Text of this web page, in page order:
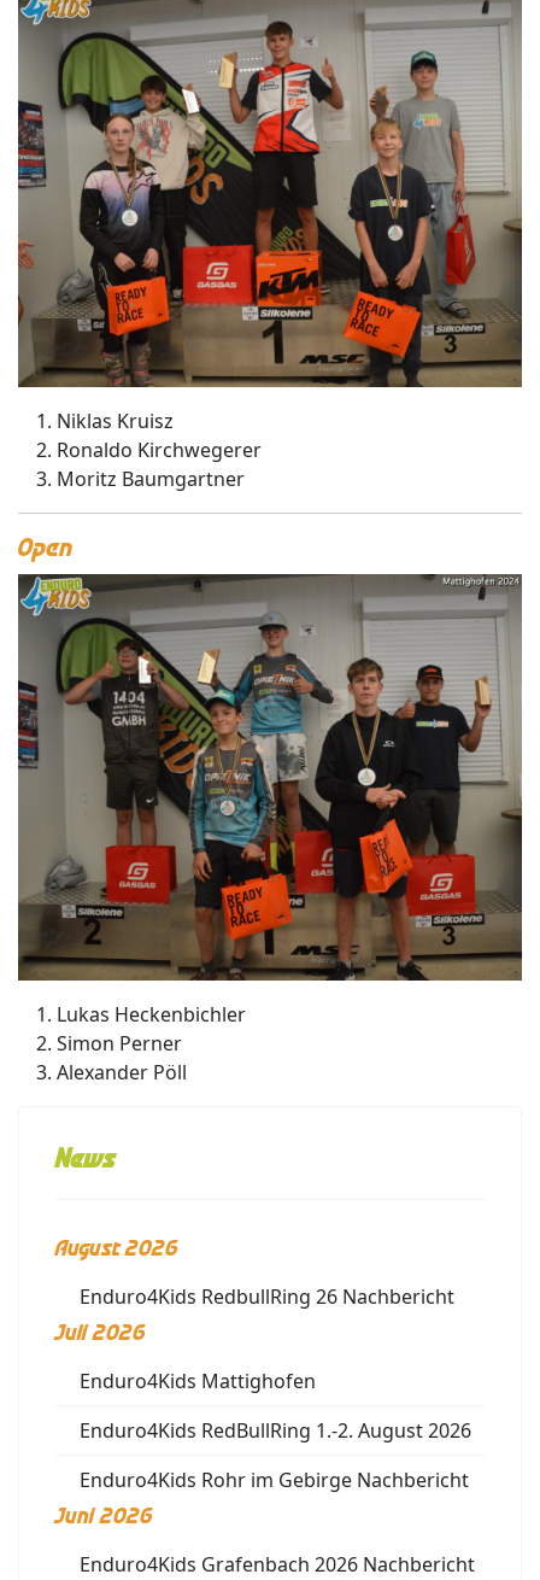
Niklas Kruisz
Ronaldo Kirchwegerer
Moritz Baumgartner
Open
Lukas Heckenbichler
Simon Perner
Alexander Pöll
News
August 2026
Enduro4Kids RedbullRing 26 Nachbericht
Juli 2026
Enduro4Kids Mattighofen
Enduro4Kids RedBullRing 1.-2. August 2026
Enduro4Kids Rohr im Gebirge Nachbericht
Juni 2026
Enduro4Kids Grafenbach 2026 Nachbericht